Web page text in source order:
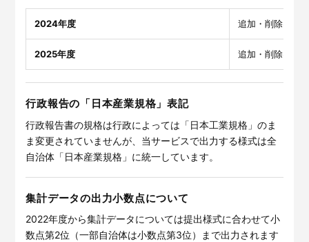
2024年度 追加・削除はな
2025年度 追加・削除はな
行政報告の「日本産業規格」表記
行政報告書の規格は行政によっては「日本工業規格」のま
ま変更されていませんが、当サービスで出力する様式は全
自治体「日本産業規格」に統一しています。
集計データの出力小数点について
2022年度から集計データについては提出様式に合わせて小
数点第2位（一部自治体は小数点第3位）まで出力されます